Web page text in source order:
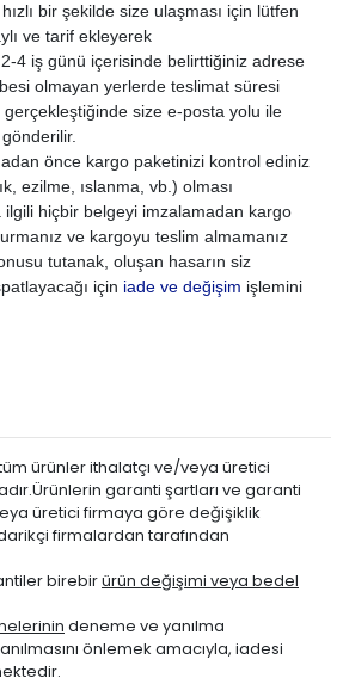
2006 DİZEL
1.6 HDi
2006 DİZEL
2009 BENZİN
1.4
2009 BENZİN
1.6
2009
2009 DİZEL
1.6 HDi
2013 BENZİN
1.6 THP Turbo
2013 BENZİN
1.6 VTi
2013 DİZEL
1.6 E-HDi
2016
bir şekilde size ulaşması için lütfen
ve tarif ekleyerek
2-4 iş günü içerisinde belirttiğiniz adrese
olmayan yerlerde teslimat süresi
size e-posta yolu ile
önce kargo paketinizi kontrol ediniz
ezilme, ıslanma, vb.) olması
hiçbir belgeyi imzalamadan kargo
ve kargoyu teslim almamanız
tutanak, oluşan hasarın siz
için iade ve değişim işlemini
ürünler ithalatçı ve/veya üretici
garanti şartları ve garanti
üretici firmaya göre değişiklik
firmalardan tarafından
birebirürün değişimi veya bedel
deneme ve yanılma
önlemek amacıyla, iadesi